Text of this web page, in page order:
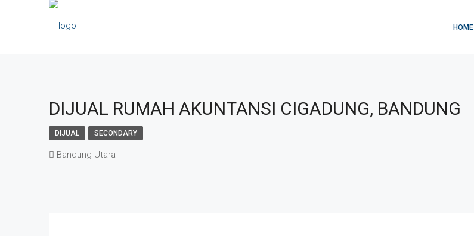
HOME
DIJUAL RUMAH AKUNTANSI CIGADUNG, BANDUNG
DIJUAL SECONDARY
Bandung Utara